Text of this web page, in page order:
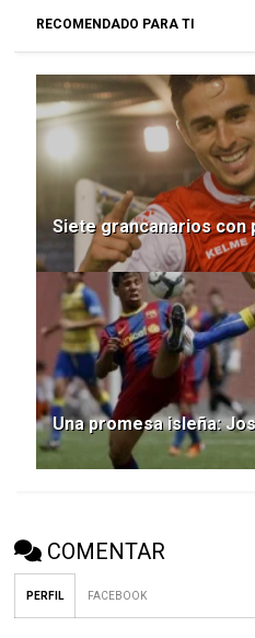
RECOMENDADO PARA TI
Siete grancanarios con
Una promesa isleña:
COMENTAR
PERFIL FACEBOOK